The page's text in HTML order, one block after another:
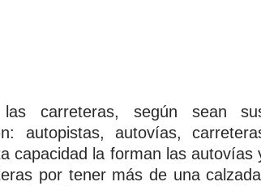
carreteras, según sean
autopistas, autovías,
capacidad la forman las autovías
por tener más de una